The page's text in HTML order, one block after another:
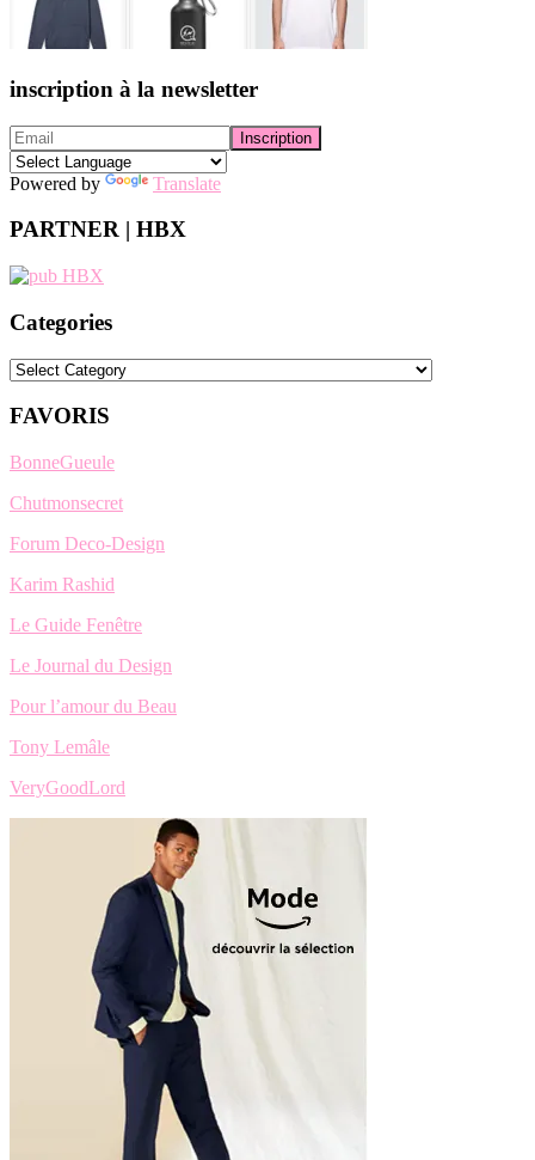
inscription à la newsletter
Powered by Translate
PARTNER | HBX
Categories
Categories
FAVORIS
BonneGueule
Chutmonsecret
Forum Deco-Design
Karim Rashid
Le Guide Fenêtre
Le Journal du Design
Pour l’amour du Beau
Tony Lemâle
VeryGoodLord